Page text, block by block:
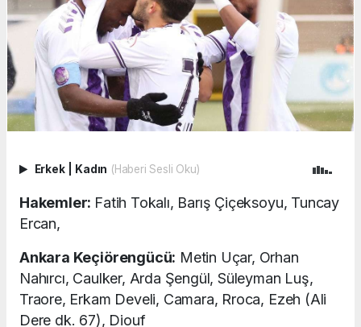
Erkek Kadın (Haberi Sesli Oku)
Hakemler: Fatih Tokalı, Barış Çiçeksoyu, Tuncay
Ercan,
Ankara Keçiörengücü: Metin Uçar, Orhan
Nahırcı, Caulker, Arda Şengül, Süleyman Luş,
Traore, Erkam Develi, Camara, Rroca, Ezeh (Ali
Dere dk. 67), Diouf